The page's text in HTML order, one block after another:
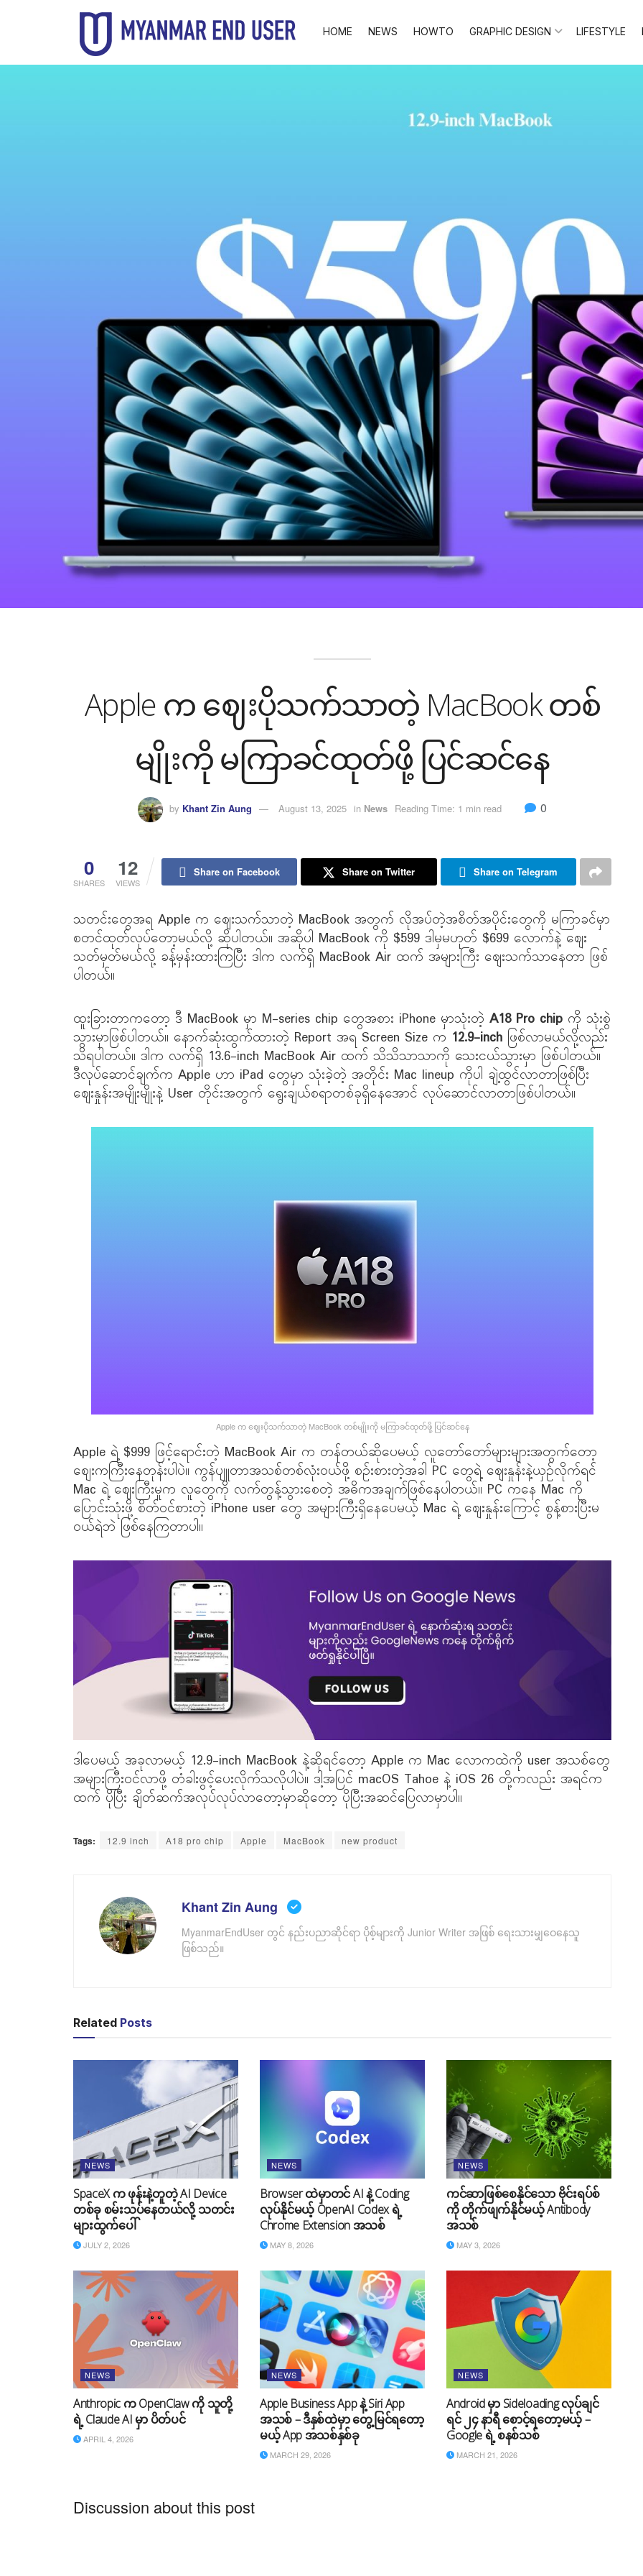
HOME NEWS HOWTO GRAPHIC DESIGN LIFESTYLE
Apple က ဈေးပိုသက်သာတဲ့ MacBook တစ်
မျိုးကို မကြာခင်ထုတ်ဖို့ ပြင်ဆင်နေ
by Khant Zin Aung August 13, 2025 in News Reading Time: 1 min read 0
0
SHARES
12
VIEWS
Share on Facebook Share on Twitter Share on Telegram
သတင်းတွေအရ Apple က ဈေးသက်သာတဲ့ MacBook အတွက် လိုအပ်တဲ့အစိတ်အပိုင်းတွေကို မကြာခင်မှာ
စတင်ထုတ်လုပ်တော့မယ်လို့ ဆိုပါတယ်။ အဆိုပါ MacBook ကို $599 ဒါမှမဟုတ် $699 လောက်နဲ့ ဈေး
သတ်မှတ်မယ်လို့ ခန့်မှန်းထားကြပြီး ဒါက လက်ရှိ MacBook Air ထက် အများကြီး ဈေးသက်သာနေတာ ဖြစ်
ပါတယ်။
ထူးခြားတာကတော့ ဒီ MacBook မှာ M-series chip တွေအစား iPhone မှာသုံးတဲ့ A18 Pro chip ကို သုံးစွဲ
သွားမှာဖြစ်ပါတယ်။ နောက်ဆုံးထွက်ထားတဲ့ Report အရ Screen Size က 12.9-inch ဖြစ်လာမယ်လို့လည်း
သိရပါတယ်။ ဒါက လက်ရှိ 13.6-inch MacBook Air ထက် သိသိသာသာကို သေးငယ်သွားမှာ ဖြစ်ပါတယ်။
ဒီလုပ်ဆောင်ချက်က Apple ဟာ iPad တွေမှာ သုံးခဲ့တဲ့ အတိုင်း Mac lineup ကိုပါ ချဲ့ထွင်လာတာဖြစ်ပြီး
ဈေးနှုန်းအမျိုးမျိုးနဲ့ User တိုင်းအတွက် ရွေးချယ်စရာတစ်ခုရှိနေအောင် လုပ်ဆောင်လာတာဖြစ်ပါတယ်။
Apple က ဈေးပိုသက်သာတဲ့ MacBook တစ်မျိုးကို မကြာခင်ထုတ်ဖို့ ပြင်ဆင်နေ
Apple ရဲ့ $999 ဖြင့်ရောင်းတဲ့ MacBook Air က တန်တယ်ဆိုပေမယ့် လူတော်တော်များများအတွက်တော့
စျေးကကြီးနေတုန်းပါပဲ။ ကွန်ပျူတာအသစ်တစ်လုံးဝယ်ဖို့ စဉ်းစားတဲ့အခါ PC တွေရဲ့ ဈေးနှုန်းနဲ့ယှဉ်လိုက်ရင်
Mac ရဲ့ ဈေးကြီးမှုက လူတွေကို လက်တွန့်သွားစေတဲ့ အဓိကအချက်ဖြစ်နေပါတယ်။ PC ကနေ Mac ကို
ပြောင်းသုံးဖို့ စိတ်ဝင်စားတဲ့ iPhone user တွေ အများကြီးရှိနေပေမယ့် Mac ရဲ့ ဈေးနှုန်းကြောင့် စွန့်စားပြီးမ
ဝယ်ရဲဘဲ ဖြစ်နေကြတာပါ။
ဒါပေမယ့် အခုလာမယ့် 12.9-inch MacBook နဲ့ဆိုရင်တော့ Apple က Mac လောကထဲကို user အသစ်တွေ
အများကြီးဝင်လာဖို့ တံခါးဖွင့်ပေးလိုက်သလိုပါပဲ။ ဒါ့အပြင် macOS Tahoe နဲ့ iOS 26 တို့ကလည်း အရင်က
ထက် ပိုပြီး ချိတ်ဆက်အလုပ်လုပ်လာတော့မှာဆိုတော့ ပိုပြီးအဆင်ပြေလာမှာပါ။
Tags: 12.9 inch A18 pro chip Apple MacBook new product
Khant Zin Aung
MyanmarEndUser တွင် နည်းပညာဆိုင်ရာ ပိုစ့်များကို Junior Writer အဖြစ် ရေးသားမျှဝေနေသူ
ဖြစ်သည်။
Related Posts
NEWS
SpaceX က ဖုန်းနဲ့တူတဲ့ AI Device
တစ်ခု စမ်းသပ်နေတယ်လို့ သတင်း
များထွက်ပေါ်
JULY 2, 2026
NEWS
Browser ထဲမှာတင် AI နဲ့ Coding
လုပ်နိုင်မယ့် OpenAI Codex ရဲ့
Chrome Extension အသစ်
MAY 8, 2026
NEWS
ကင်ဆာဖြစ်စေနိုင်သော ဗိုင်းရပ်စ်
ကို တိုက်ဖျက်နိုင်မယ့် Antibody
အသစ်
MAY 3, 2026
NEWS
Anthropic က OpenClaw ကို သူတို့
ရဲ့ Claude AI မှာ ပိတ်ပင်
APRIL 4, 2026
NEWS
Apple Business App နဲ့ Siri App
အသစ် – ဒီနှစ်ထဲမှာ တွေ့မြင်ရတော့
မယ့် App အသစ်နှစ်ခု
MARCH 29, 2026
NEWS
Android မှာ Sideloading လုပ်ချင်
ရင် ၂၄ နာရီ စောင့်ရတော့မယ့် –
Google ရဲ့ စနစ်သစ်
MARCH 21, 2026
Discussion about this post